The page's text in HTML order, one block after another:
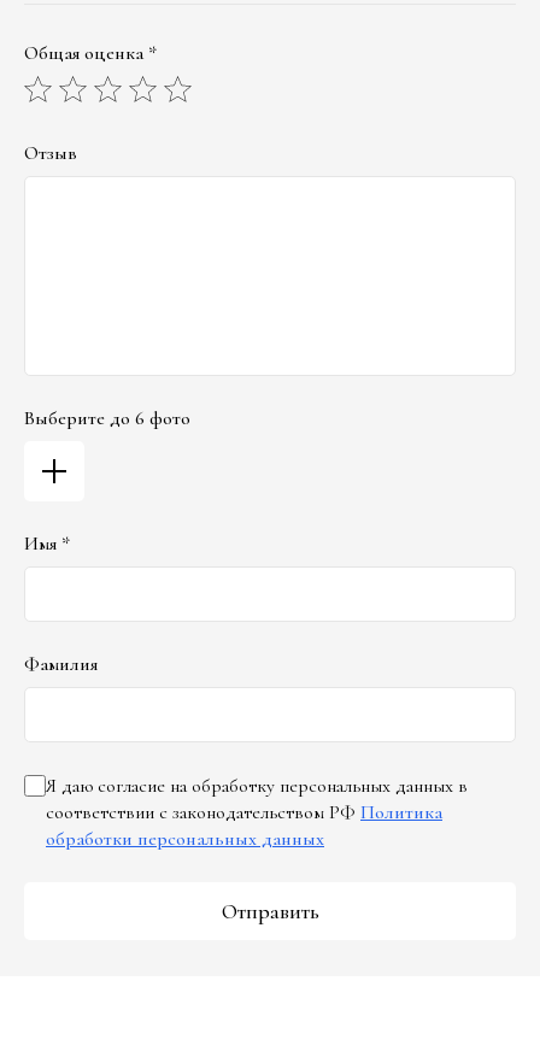
Общая оценка *
Отзыв
Выберите до 6 фото
Имя *
Фамилия
Я даю согласие на обработку персональных данных в
соответствии с законодательством РФ Политика
обработки персональных данных
Отправить